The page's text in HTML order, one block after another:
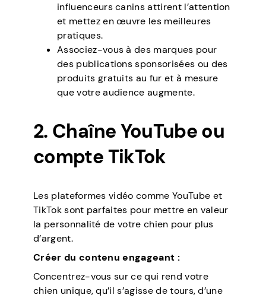
influenceurs canins attirent l’attention
et mettez en œuvre les meilleures
pratiques.
Associez-vous à des marques pour
des publications sponsorisées ou des
produits gratuits au fur et à mesure
que votre audience augmente.
2. Chaîne YouTube ou
compte TikTok
Les plateformes vidéo comme YouTube et
TikTok sont parfaites pour mettre en valeur
la personnalité de votre chien pour plus
d’argent.
Créer du contenu engageant :
Concentrez-vous sur ce qui rend votre
chien unique, qu’il s’agisse de tours, d’une